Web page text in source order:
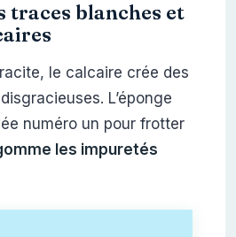
traces blanches et
le calcaire crée des
L’éponge
numéro un pour frotter
les impuretés